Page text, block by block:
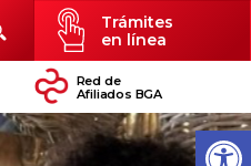
Trámites
en línea
Red de
Afiliados BGA